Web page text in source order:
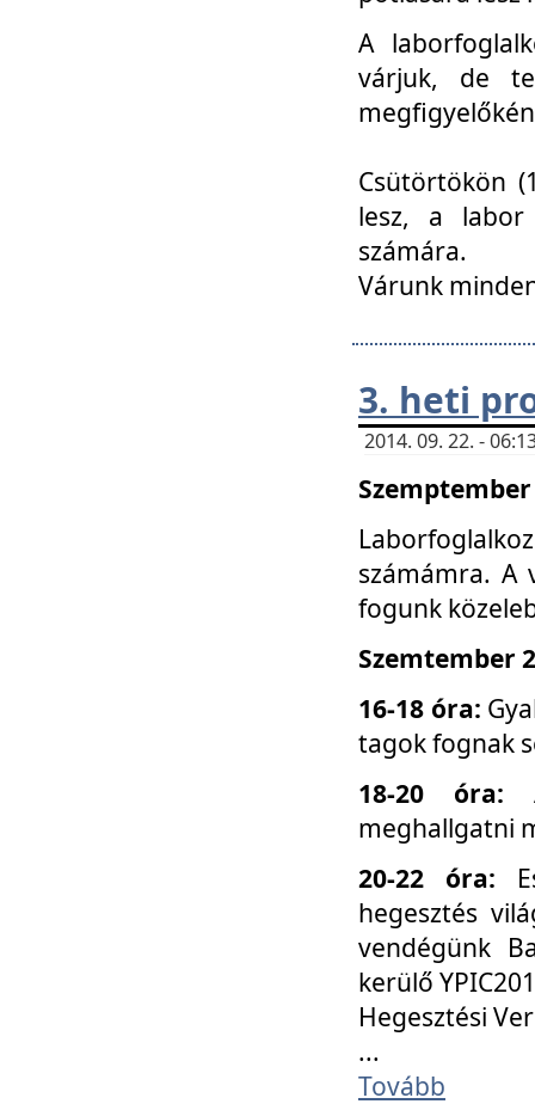
A
várjuk, de
Csütörtökön
lesz, a labor
számára.
Várunk
3. heti
2014. 09. 22. -
számámra. A
fogunk
Szemtember
16-18 óra:
tagok fognak
18-20 óra:
meghallgatni
20-22 óra:
hegesztés
vendégünk
kerülő
Hegesztési
...
Tovább